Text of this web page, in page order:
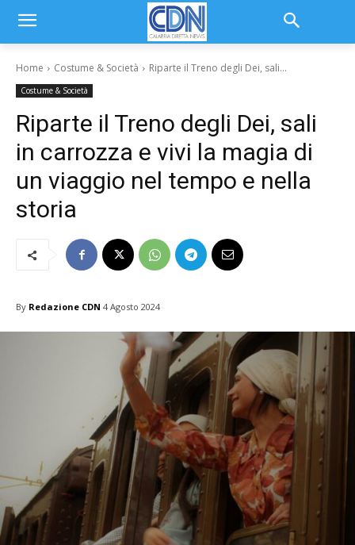
Home Costume & Società Riparte il Treno degli Dei, sali...
Costume & Società
Riparte il Treno degli Dei, sali
in carrozza e vivi la magia di
un viaggio nel tempo e nella
storia
By Redazione CDN 4 Agosto 2024